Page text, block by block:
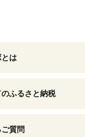
は
ふるさと納税
質問